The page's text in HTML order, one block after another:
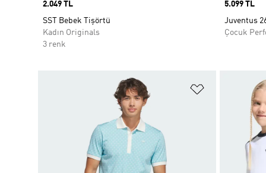
Price
2.049 TL
SST Bebek Tişörtü
Kadın Originals
3 renk
Price
5.099 TL
Juventus
Çocuk
Favori